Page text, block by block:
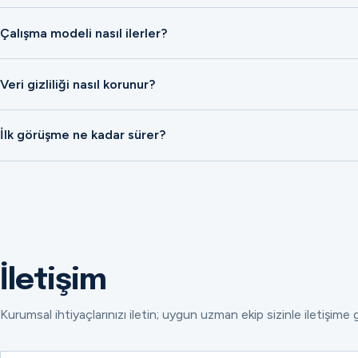
Çalışma modeli nasıl ilerler?
Veri gizliliği nasıl korunur?
İlk görüşme ne kadar sürer?
İletişim
Kurumsal ihtiyaçlarınızı iletin; uygun uzman ekip sizinle iletişime